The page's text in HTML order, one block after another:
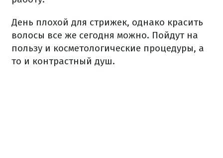
День плохой для стрижек, однако красить
волосы все же сегодня можно. Пойдут на
пользу и косметологические процедуры, а
то и контрастный душ.